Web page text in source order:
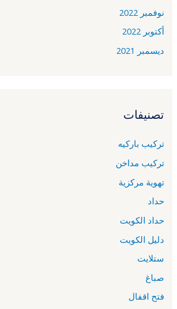
نوفمبر 2022
أكتوبر 2022
ديسمبر 2021
تصنيفات
تركيب باركيه
تركيب مداخن
تهوية مركزية
حداد
حداد الكويت
دليل الكويت
ستلايت
صباغ
فتح اقفال